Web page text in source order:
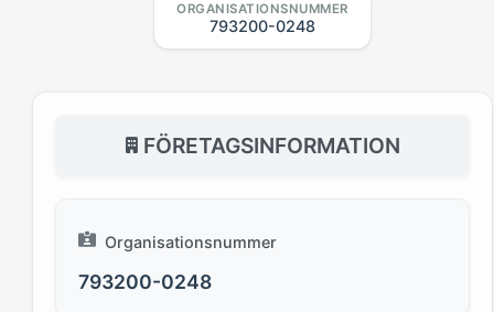
ORGANISATIONSNUMMER
793200-0248
FÖRETAGSINFORMATION
Organisationsnummer
793200-0248